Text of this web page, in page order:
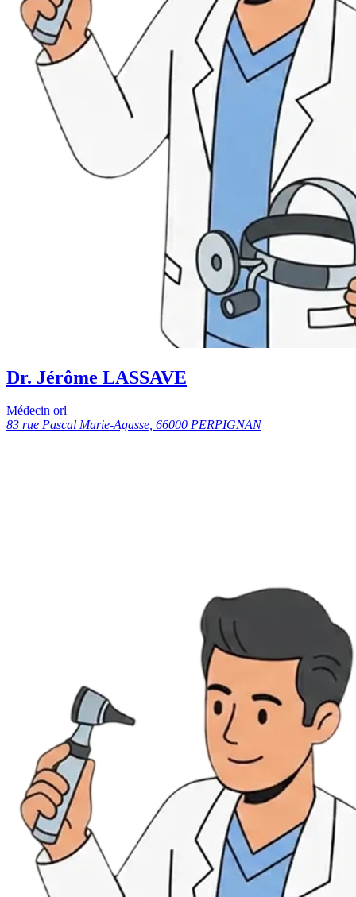
Dr. Jérôme LASSAVE
Médecin orl
83 rue Pascal Marie-Agasse, 66000 PERPIGNAN